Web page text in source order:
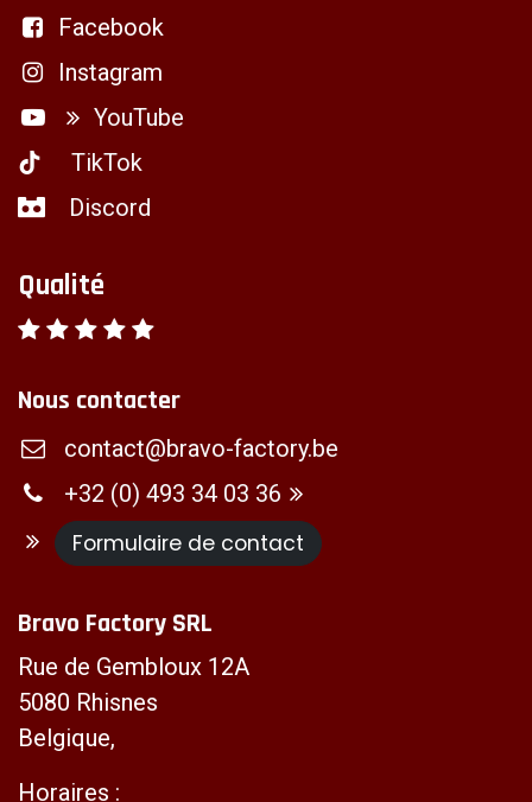
Facebook
Instagram
YouTube
TikTok
Discord
Qualité
Nous contacter
contact@bravo-factory.be
+32 (0) 493 34 03 36
Formulaire de contact
Bravo Factory SRL
Rue de Gembloux 12A
5080 Rhisnes
Belgique,
Horaires :